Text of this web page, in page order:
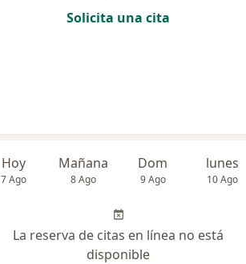
Solicita una cita
Hoy
7 Ago
Mañana
8 Ago
Dom
9 Ago
lunes
10 Ago
La reserva de citas en línea no está
disponible